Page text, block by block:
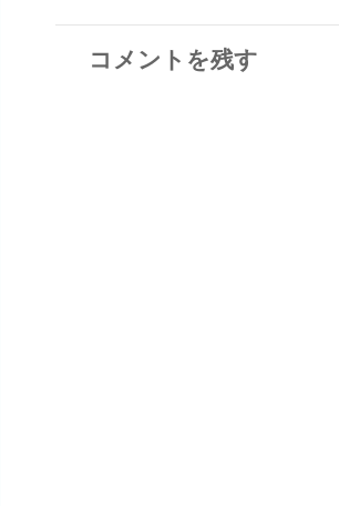
コメントを残す